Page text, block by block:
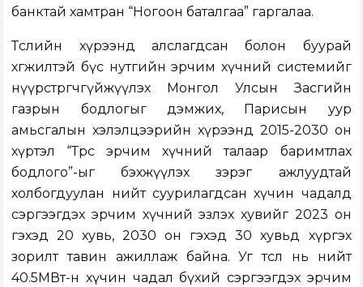
банктай хамтран “Ногоон баталгаа” гаргалаа.
Төслийн хүрээнд алслагдсан болон буурай
хөгжилтэй бүс нутгийн эрчим хүчний системийг
нүүрстөрөгчгүйжүүлэх Монгол Улсын Засгийн
газрын бодлогыг дэмжих, Парисын уур
амьсгалын хэлэлцээрийн хүрээнд 2015-2030 он
хүртэл “Төрөөс эрчим хүчний талаар баримтлах
бодлого”-ыг бэхжүүлэх зэрэг ажлуудтай
холбогдуулан нийт суурилагдсан хүчин чадалд
сэргээгдэх эрчим хүчний эзлэх хувийг 2023 он
гэхэд 20 хувь, 2030 он гэхэд 30 хувьд хүргэх
зорилт тавин ажиллаж байна.Уг төсөл нь нийт
40.5МВт-н хүчин чадал бүхий сэргээгдэх эрчим